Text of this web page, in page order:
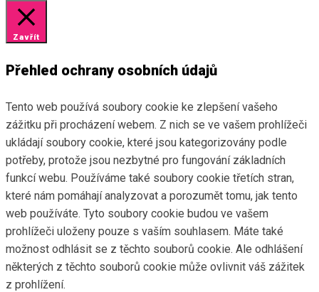
Zavřít
Přehled ochrany osobních údajů
Tento web používá soubory cookie ke zlepšení vašeho
zážitku při procházení webem. Z nich se ve vašem prohlížeči
ukládají soubory cookie, které jsou kategorizovány podle
potřeby, protože jsou nezbytné pro fungování základních
funkcí webu. Používáme také soubory cookie třetích stran,
které nám pomáhají analyzovat a porozumět tomu, jak tento
web používáte. Tyto soubory cookie budou ve vašem
prohlížeči uloženy pouze s vaším souhlasem. Máte také
možnost odhlásit se z těchto souborů cookie. Ale odhlášení
některých z těchto souborů cookie může ovlivnit váš zážitek
z prohlížení.